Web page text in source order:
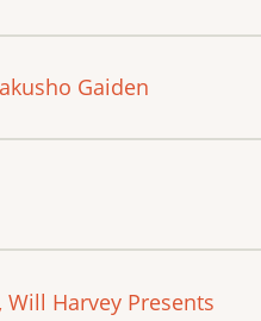
Gaiden
Will Harvey Presents